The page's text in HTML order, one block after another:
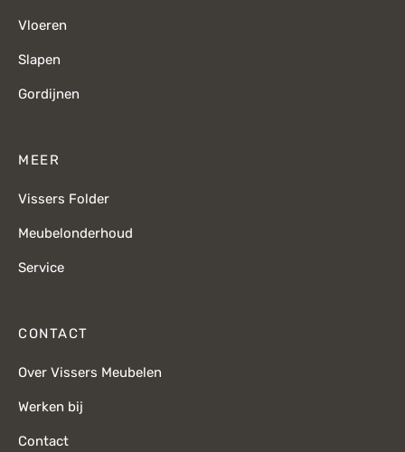
Vloeren
Slapen
Gordijnen
MEER
Vissers Folder
Meubelonderhoud
Service
CONTACT
Over Vissers Meubelen
Werken bij
Contact